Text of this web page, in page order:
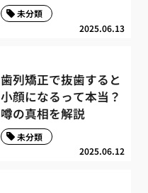
2025.06.13
未分類
歯列矯正で抜歯すると
小顔になるって本当？
噂の真相を解説
2025.06.12
未分類